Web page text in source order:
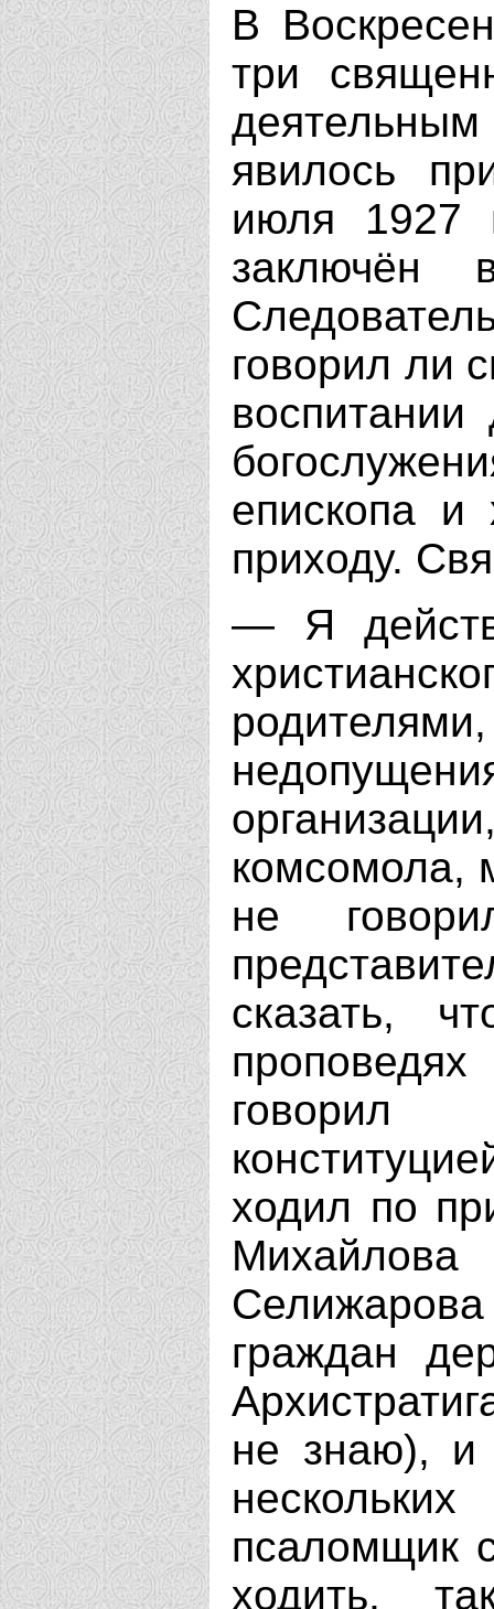
В
три
явилось
июля 1927
заключён
говорил ли
епископа
приходу.
— Я
комсомола,
не
сказать,
ходил по
граждан
не знаю), и
псаломщик
ходить,